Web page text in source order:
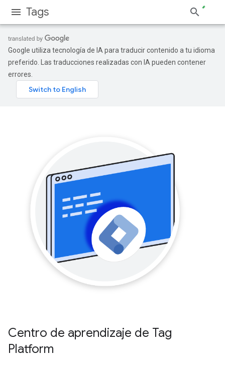
Tags
Google utiliza tecnología de IA para traducir contenido a tu idioma
preferido. Las traducciones realizadas con IA pueden contener
errores.
Centro de aprendizaje de Tag
Platform